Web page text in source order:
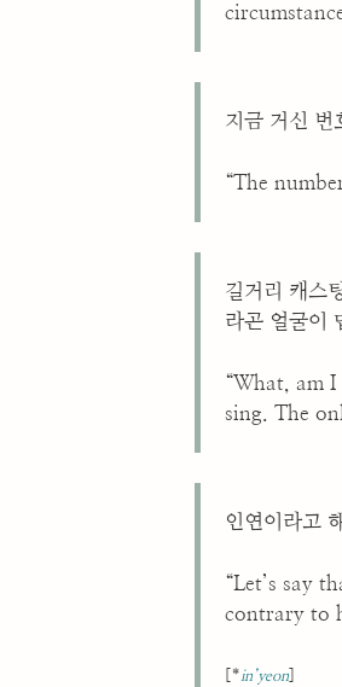
지금 거신 번
“The
길거리 캐스
라곤 얼굴이
“What, am
sing. The
인연이라고
“Let’s say
contrary to
[*in’yeon